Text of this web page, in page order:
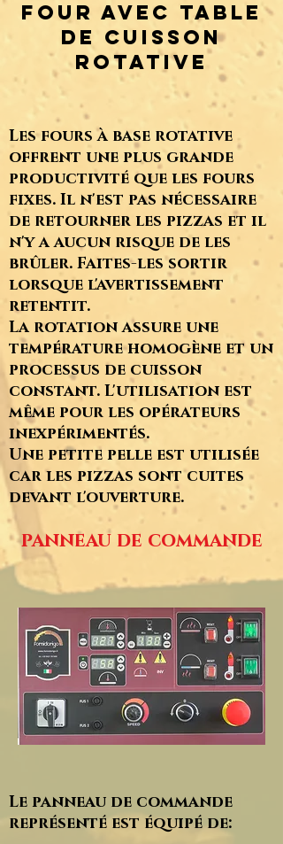
FOUR AVEC TABLE
DE CUISSON
ROTATIVE
Les fours à base rotative
offrent une plus grande
productivité que les fours
fixes. Il n'est pas nécessaire
de retourner les pizzas et il
n'y a aucun risque de les
brûler. Faites-les sortir
lorsque l'avertissement
retentit.
La rotation assure une
température homogène et un
processus de cuisson
constant. L'utilisation est
même pour les opérateurs
inexpérimentés.
Une petite pelle est utilisée
car les pizzas sont cuites
devant l'ouverture.
panneau de commande
Le panneau de commande
représenté est équipé de: